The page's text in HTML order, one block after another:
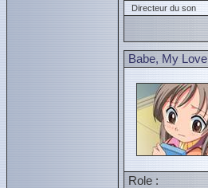
Directeur du son
Babe, My Love
Role :